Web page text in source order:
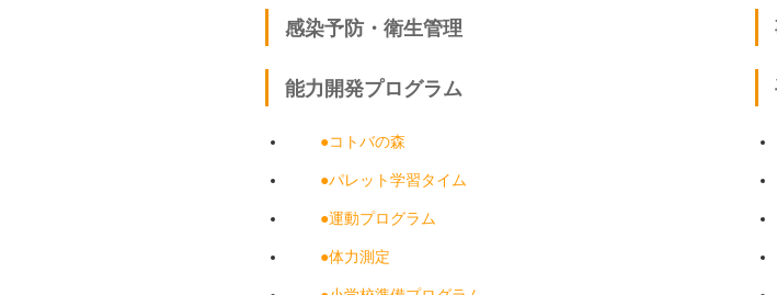
感染予防・衛生管理
能力開発プログラム
●コトバの森
●パレット学習タイム
●運動プログラム
●体力測定